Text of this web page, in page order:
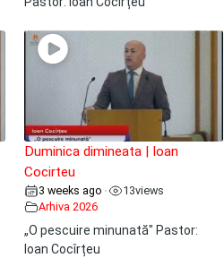
Duminica dimineata | Ioan
Cocirteu
3 weeks ago • 13views
Arhiva 2026
„O pescuire minunată" Pastor:
Ioan Cocîrțeu